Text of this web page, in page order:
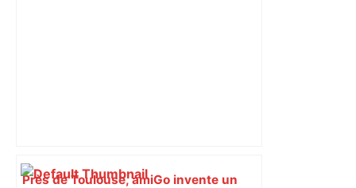
Près de Toulouse, amiGo invente un